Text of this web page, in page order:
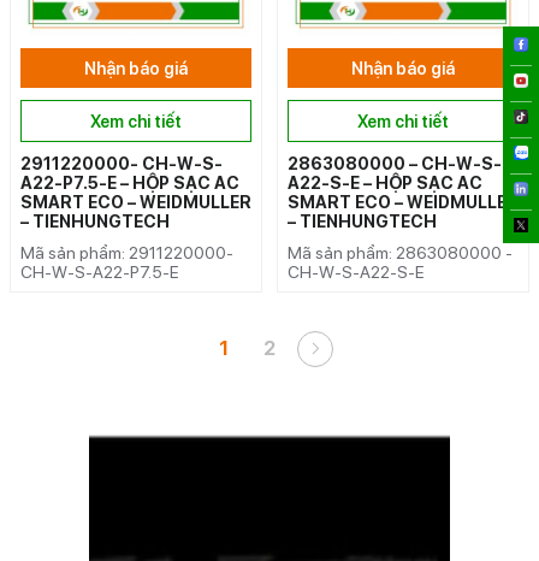
Nhận báo giá
Xem chi tiết
2911220000- CH-W-S-
A22-P7.5-E – HỘP SẠC AC
SMART ECO – WEIDMULLER
– TIENHUNGTECH
Mã sản phẩm: 2911220000-
CH-W-S-A22-P7.5-E
Nhận báo giá
Xem chi tiết
2863080000 – CH-W-S-
A22-S-E – HỘP SẠC AC
SMART ECO – WEIDMULLER
– TIENHUNGTECH
Mã sản phẩm: 2863080000 -
CH-W-S-A22-S-E
1 2